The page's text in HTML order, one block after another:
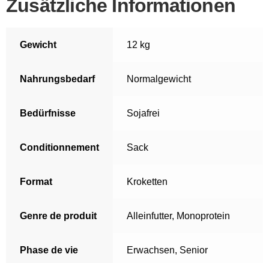
Zusätzliche Informationen
Gewicht 12 kg
Nahrungsbedarf Normalgewicht
Bedürfnisse Sojafrei
Conditionnement Sack
Format Kroketten
Genre de produit Alleinfutter, Monoprotein
Phase de vie Erwachsen, Senior